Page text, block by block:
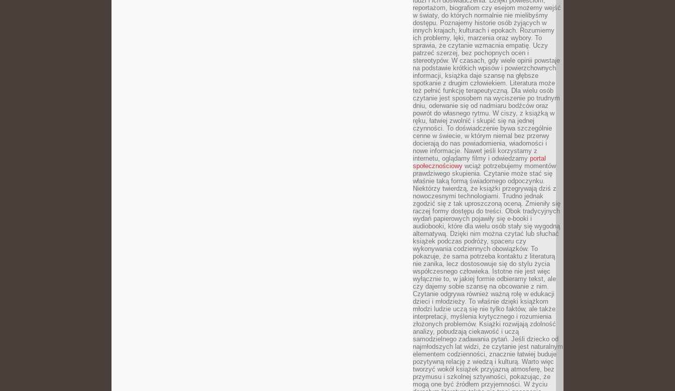
reportażom, biografiom czy esejom możemy wejść
w światy, do których normalnie nie mielibyśmy
dostępu. Poznajemy historie osób żyjących w
innych krajach, kulturach i epokach. Rozumiemy
ich problemy, lęki, marzenia oraz wybory. To
sprawia, że czytanie wzmacnia empatię. Uczy
patrzeć szerzej, bez pochopnych ocen i
stereotypów. W czasach, gdy wiele opinii powstaje
na podstawie krótkich wpisów i powierzchownych
informacji, książka daje szansę na głębsze
spotkanie z drugim człowiekiem. Literatura może
też pełnić funkcję terapeutyczną. Dla wielu osób
czytanie jest sposobem na wyciszenie po trudnym
dniu, oderwanie się od nadmiaru bodźców oraz
powrót do własnego rytmu. W ciszy, z książką w
ręku, łatwiej zwolnić i skupić się na jednej
czynności. To doświadczenie bywa szczególnie
cenne w świecie, w którym niemal bez przerwy
docierają do nas powiadomienia, wiadomości i
nowe informacje. Nawet jeśli korzystamy z
internetu, oglądamy filmy i odwiedzamy portal
społecznościowy wciąż potrzebujemy momentów
prawdziwego skupienia. Czytanie może stać się
właśnie taką formą świadomego odpoczynku.
Niektórzy twierdzą, że książki przegrywają dziś z
nowoczesnymi technologiami. Trudno jednak
zgodzić się z tak uproszczoną oceną. Zmieniły się
raczej formy dostępu do treści. Obok tradycyjnych
wydań papierowych pojawiły się e-booki i
audiobooki, które dla wielu osób stały się wygodną
alternatywą. Dzięki nim można czytać lub słuchać
książek podczas podróży, spaceru czy
wykonywania codziennych obowiązków. To
pokazuje, że sama potrzeba kontaktu z literaturą
nie zanika, lecz dostosowuje się do stylu życia
współczesnego człowieka. Istotne nie jest więc
wyłącznie to, w jakiej formie odbieramy tekst, ale
czy dajemy sobie szansę na obcowanie z nim.
Czytanie odgrywa również ważną rolę w edukacji
dzieci i młodzieży. To właśnie dzięki książkom
młodzi ludzie uczą się nie tylko faktów, ale także
interpretacji, myślenia krytycznego i rozumienia
złożonych problemów. Książki rozwijają zdolność
analizy, pobudzają ciekawość i uczą
samodzielnego zadawania pytań. Jeśli dziecko od
najmłodszych lat widzi, że czytanie jest naturalnym
elementem codzienności, znacznie łatwiej buduje
pozytywną relację z wiedzą i kulturą. Warto więc
tworzyć wokół książek przyjazną atmosferę, bez
przymusu i szkolnej sztywności, pokazując, że
mogą one być źródłem przyjemności. W życiu